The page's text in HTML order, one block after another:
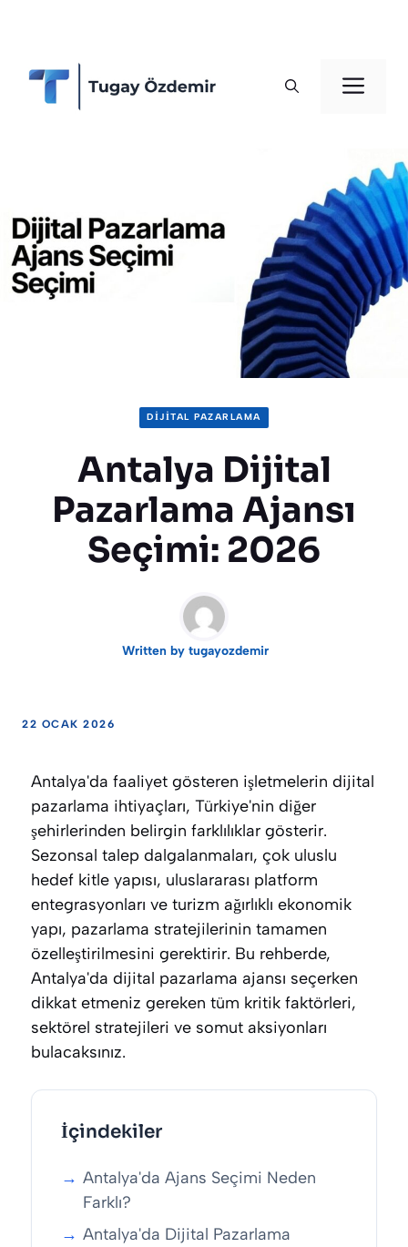
DIJITAL PAZARLAMA
Antalya Dijital
Pazarlama Ajansı
Seçimi: 2026
Written by tugayozdemir
22 OCAK 2026
Antalya'da faaliyet gösteren işletmelerin dijital
pazarlama ihtiyaçları, Türkiye'nin diğer
şehirlerinden belirgin farklılıklar gösterir.
Sezonsal talep dalgalanmaları, çok uluslu
hedef kitle yapısı, uluslararası platform
entegrasyonları ve turizm ağırlıklı ekonomik
yapı, pazarlama stratejilerinin tamamen
özelleştirilmesini gerektirir. Bu rehberde,
Antalya'da dijital pazarlama ajansı seçerken
dikkat etmeniz gereken tüm kritik faktörleri,
sektörel stratejileri ve somut aksiyonları
bulacaksınız.
İçindekiler
Antalya'da Ajans Seçimi Neden
Farklı?
Antalya'da Dijital Pazarlama